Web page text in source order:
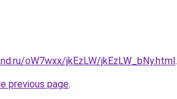
oW7wxx/jkEzLW/jkEzLW_bNy.html.
previous page.